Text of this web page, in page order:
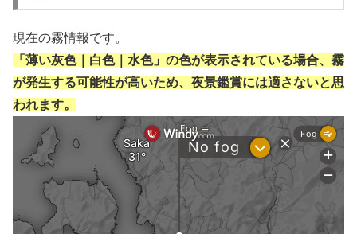
現在の霧情報です。
「薄い灰色｜白色｜水色」の色が表示されている場合、霧
が発生する可能性が高いため、夜景鑑賞には適さないと思
われます。